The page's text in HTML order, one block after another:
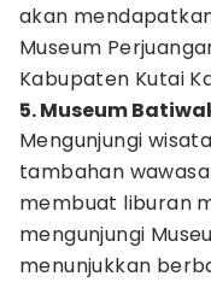
akan
Museum
Kabupaten Kutai
5. Museum
Mengunjungi
tambahan
membuat liburan
mengunjungi
menunjukkan